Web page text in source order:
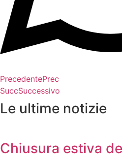
PrecedentePrec
SuccSuccessivo
Le ultime notizie
Chiusura estiva